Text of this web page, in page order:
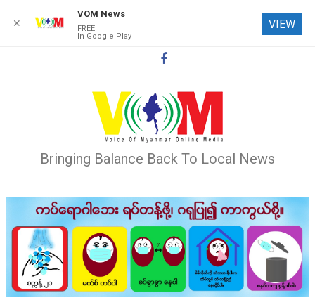
Bringing Balance Back To Local News
✕
VOM News
FREE
In Google Play
VIEW